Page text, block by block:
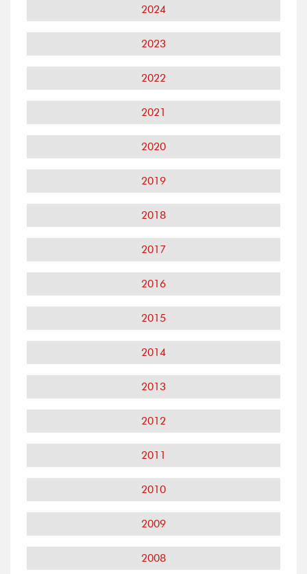
2024
2023
2022
2021
2020
2019
2018
2017
2016
2015
2014
2013
2012
2011
2010
2009
2008